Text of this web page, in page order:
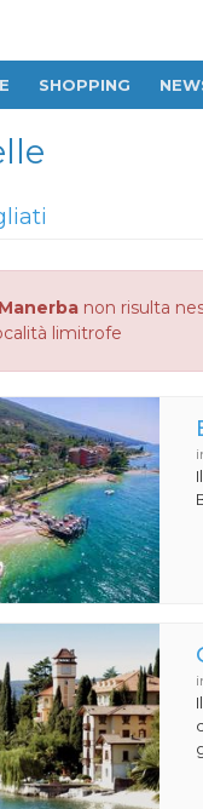
SHOPPING
Manerbanon risulta
limitrofe